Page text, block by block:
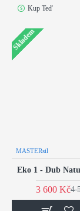
Kup Teď
Skladem
MASTERsil
Eko 1 - Dub
3 600 Kč4